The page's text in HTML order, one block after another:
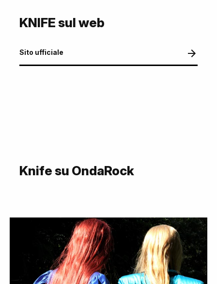
KNIFE sul web
Sito ufficiale
Knife su OndaRock